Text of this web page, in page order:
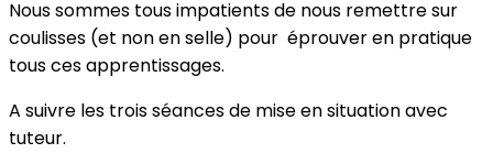
Nous sommes tous impatients de nous remettre sur
coulisses (et non en selle) pour éprouver en pratique
tous ces apprentissages.
A suivre les trois séances de mise en situation avec
tuteur.